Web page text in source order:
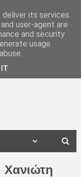
Χανιώτη
its services
user-agent are
and security
usage
IT